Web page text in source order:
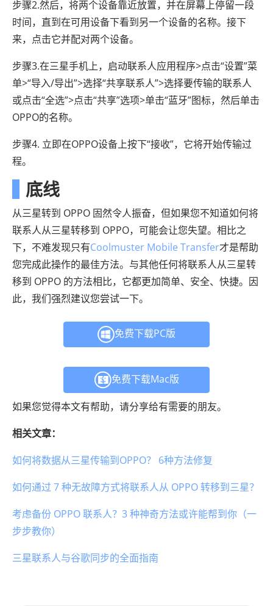
步骤2.然后，将两个设备靠近放置，并在屏幕上停留一段
时间，直到在可用设备下看到另一个设备的名称。接下
来，点击它并配对两个设备。
步骤3.在三星手机上，启动联系人应用程序>点击“设置”菜
单>“导入/导出”>选择“共享联系人”>选择要传输的联系人
或点击“全选”>点击“共享”选项>单击“蓝牙”图标，然后单击
OPPO的名称。
步骤4. 立即在OPPO设备上按下“接收”，它将开始传输过
程。
底线
从三星转到 OPPO 固然令人振奋，但如果您不知道如何将
联系人从三星转移到 OPPO，可能会让您失望。相比之
下，不难发现只有Coolmuster Mobile Transfer才是帮助
您完成此操作的最佳方法。与其他任何将联系人从三星转
移到 OPPO 的方法相比，它都更加简单、安全、快捷。因
此，我们强烈建议您尝试一下。
免费下载PC版
免费下载Mac版
如果您觉得本文有帮助，请分享给有需要的朋友。
相关文章：
如何将数据从三星传输到OPPO？ 6种方法修复
如何通过 7 种无故障方式将联系人从 OPPO 转移到三星？
考虑备份 OPPO 联系人？3 种神奇方法或许能帮到你（一
步步教你）
三星联系人与谷歌同步的全面指南